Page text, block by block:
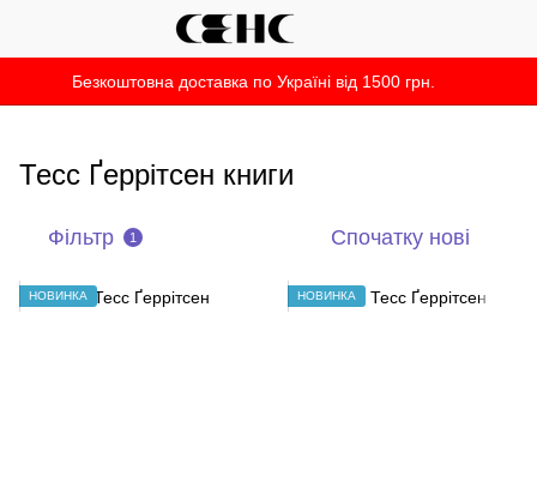
Безкоштовна доставка по Україні від 1500 грн.
Тесс Ґеррітсен книги
Фільтр 1 Спочатку нові
НОВИНКА НОВИНКА